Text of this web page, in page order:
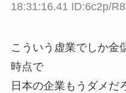
18:31:16.41 ID:6c2p/
こういう虚業でしか金
時点で
日本の企業もうダメだ